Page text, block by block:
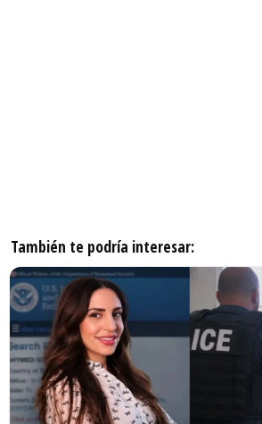
También te podría interesar: